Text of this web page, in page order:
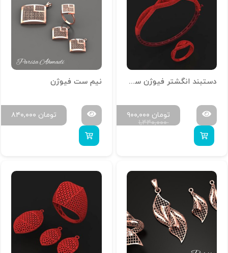
دستبند انگشتر فیوژن سنگ خور D-R-ASO-03
۱,۴۴۰,۰۰۰
۹۰۰,۰۰۰ تومان
نیم ست فیوژن
۸۴۰,۰۰۰ تومان